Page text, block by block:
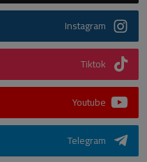
Instagram
Tiktok
Youtube
Telegram